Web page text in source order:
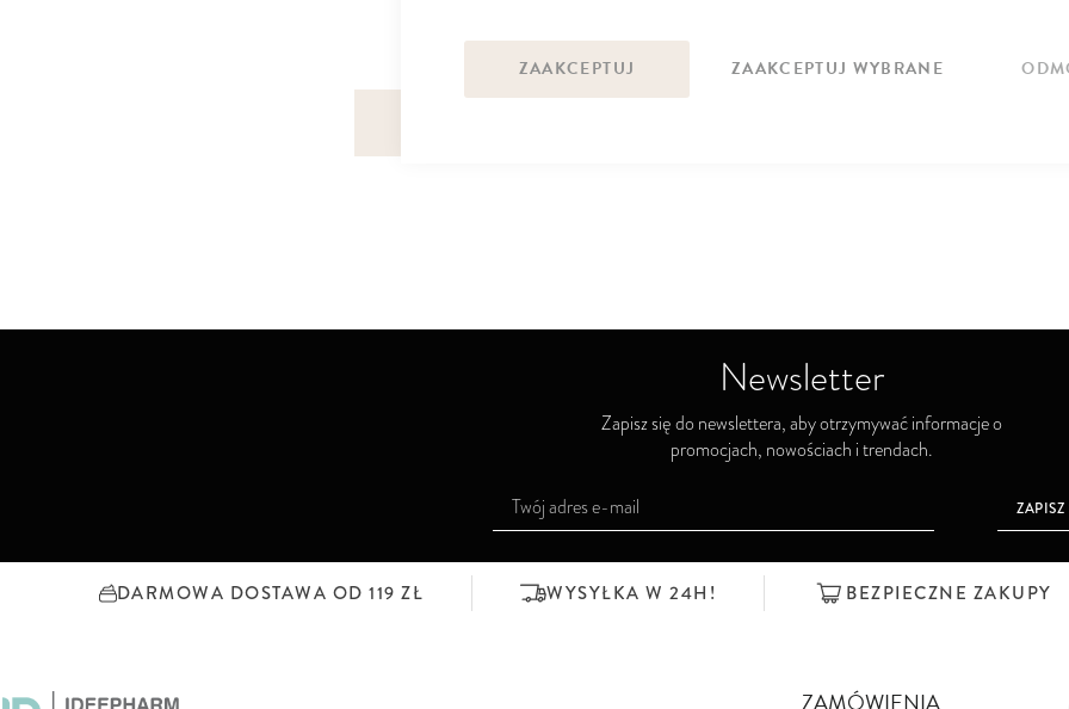
ZAAKCEPTUJ ZAAKCEPTUJ WYBRANE
Newsletter
Zapisz się do newslettera, aby otrzymywać informacje o
promocjach, nowościach i trendach.
u
ZAPISZ
DARMOWA DOSTAWA OD 119 ZŁ WYSYŁKA W 24H! BEZPIECZNE ZAKUPY
ZAMÓWIENIA